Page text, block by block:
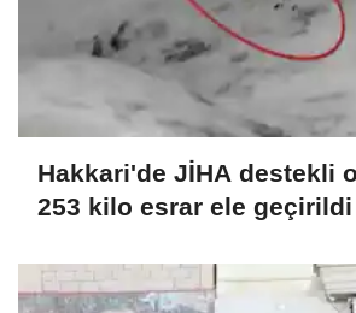
Hakkari'de JİHA destekli
253 kilo esrar ele geçirildi